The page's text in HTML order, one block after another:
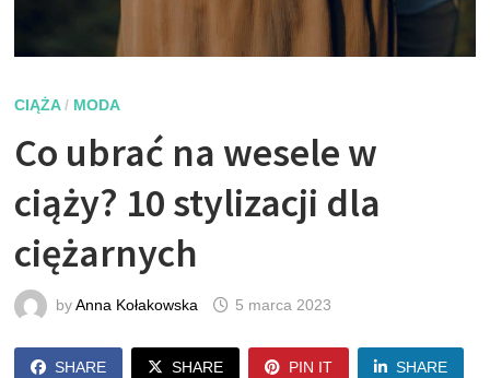
CIĄŻA/ MODA
Co ubrać na wesele w
ciąży? 10 stylizacji dla
ciężarnych
byAnna Kołakowska 5 marca 2023
SHARE SHARE PIN IT SHARE